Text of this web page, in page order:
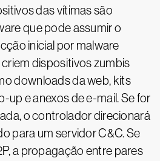
das vítimas são
que pode assumir o
inicial por malware
dispositivos zumbis
downloads da web, kits
up e anexos de e-mail. Se for
o controlador direcionará
para um servidor C&C. Se
a propagação entre pares